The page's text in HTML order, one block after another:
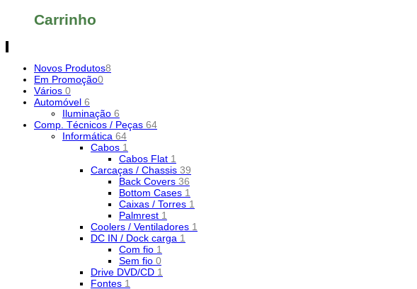
Carrinho
Novos Produtos8
Em Promoção0
Vários 0
Automóvel 6
Iluminação 6
Comp. Técnicos / Peças 64
Informática 64
Cabos 1
Cabos Flat 1
Carcaças / Chassis 39
Back Covers 36
Bottom Cases 1
Caixas / Torres 1
Palmrest 1
Coolers / Ventiladores 1
DC IN / Dock carga 1
Com fio 1
Sem fio 0
Drive DVD/CD 1
Fontes 1